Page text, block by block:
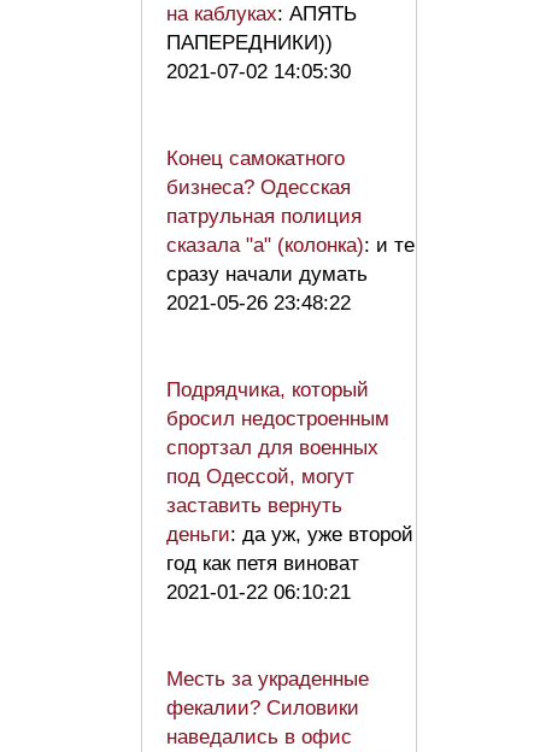
на каблуках: АПЯТЬ
ПАПЕРЕДНИКИ))
2021-07-02 14:05:30
Конец самокатного
бизнеса? Одесская
патрульная полиция
сказала "а" (колонка): и те
сразу начали думать
2021-05-26 23:48:22
Подрядчика, который
бросил недостроенным
спортзал для военных
под Одессой, могут
заставить вернуть
деньги: да уж, уже второй
год как петя виноват
2021-01-22 06:10:21
Месть за украденные
фекалии? Силовики
наведались в офис